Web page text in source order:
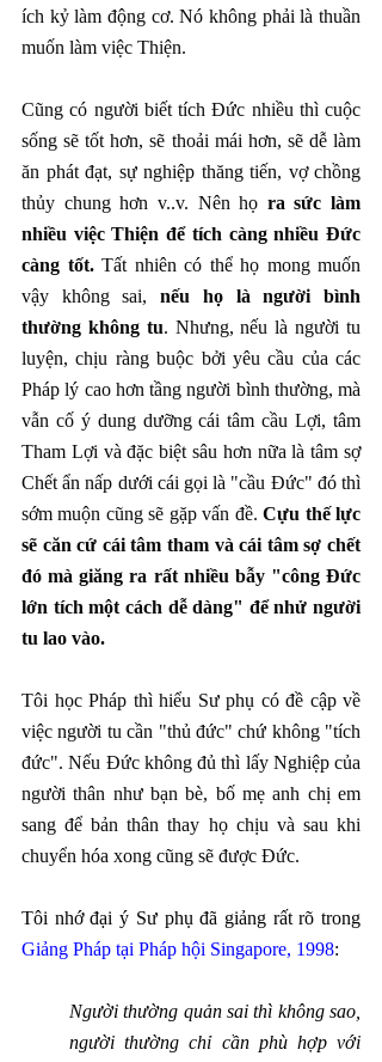
ích kỷ làm động cơ. Nó không phải là thuần
muốn làm việc Thiện.
Cũng có người biết tích Đức nhiều thì cuộc
sống sẽ tốt hơn, sẽ thoải mái hơn, sẽ dễ làm
ăn phát đạt, sự nghiệp thăng tiến, vợ chồng
thủy chung hơn v..v. Nên họ ra sức làm
nhiều việc Thiện để tích càng nhiều Đức
càng tốt. Tất nhiên có thể họ mong muốn
vậy không sai, nếu họ là người bình
thường không tu. Nhưng, nếu là người tu
luyện, chịu ràng buộc bởi yêu cầu của các
Pháp lý cao hơn tầng người bình thường, mà
vẫn cố ý dung dưỡng cái tâm cầu Lợi, tâm
Tham Lợi và đặc biệt sâu hơn nữa là tâm sợ
Chết ẩn nấp dưới cái gọi là "cầu Đức" đó thì
sớm muộn cũng sẽ gặp vấn đề. Cựu thế lực
sẽ căn cứ cái tâm tham và cái tâm sợ chết
đó mà giăng ra rất nhiều bẫy "công Đức
lớn tích một cách dễ dàng" để nhử người
tu lao vào.
Tôi học Pháp thì hiểu Sư phụ có đề cập về
việc người tu cần "thủ đức" chứ không "tích
đức". Nếu Đức không đủ thì lấy Nghiệp của
người thân như bạn bè, bố mẹ anh chị em
sang để bản thân thay họ chịu và sau khi
chuyển hóa xong cũng sẽ được Đức.
Giảng Pháp tại Pháp hội Singapore, 1998:
Người thường quản sai thì không sao,
người thường chỉ cần phù hợp với